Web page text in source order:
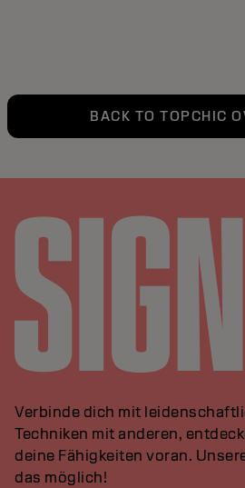
BACK TO TOPCHIC
Verbinde dich mit
Techniken mit anderen,
deine Fähigkeiten voran.
das möglich!